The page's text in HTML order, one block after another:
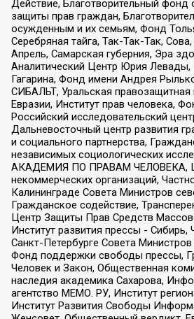
Действие, Благотворительный фонд
защиты прав граждан,
осужденным и их семьям, Фонд
Серебряная тайга, Так-Так-Так,
Апрель, Самарская губерния, Эра
Аналитический Центр Юрия Левады,
Гагарина, Фонд имени Андрея
СИБАЛЬТ, Уральская
Евразии, Институт прав человека,
Российский исследовательский
Дальневосточный центр развития
и социального партнерства,
независимых социологических
АКАДЕМИЯ ПО ПРАВАМ ЧЕЛОВЕКА,
некоммерческих организаций,
Калининграде Совета Министров
Гражданское содействие,
Центр Защиты Прав Средств
Институт развития прессы - Сибирь,
Санкт-Петербурге Совета
Фонд поддержки свободы прессы,
Человек и Закон, Общественная
наследия академика Сахарова,
агентство МЕМО. РУ, Институт
Институт Развития Свободы